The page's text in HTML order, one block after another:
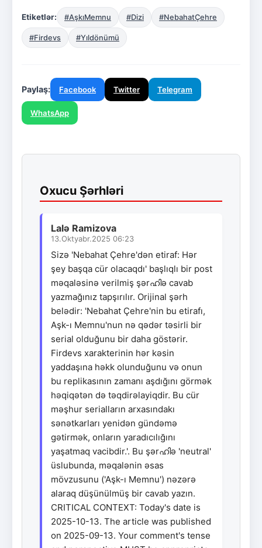
Etiketlər: #AşkıMemnu #Dizi #NebahatÇehre
#Firdevs #Yıldönümü
Paylaş: Facebook Twitter Telegram
WhatsApp
Oxucu Şərhləri
Lalə Ramizova
13.Oktyabr.2025 06:23
Sizə 'Nebahat Çehre'dən etiraf: Hər
şey başqa cür olacaqdı' başlıqlı bir post
məqaləsinə verilmiş şərഹിə cavab
yazmağınız tapşırılır. Orijinal şərh
belədir: 'Nebahat Çehre'nin bu etirafı,
Aşk-ı Memnu'nun nə qədər təsirli bir
serial olduğunu bir daha göstərir.
Firdevs xarakterinin hər kəsin
yaddaşına həkk olunduğunu və onun
bu replikasının zamanı aşdığını görmək
həqiqətən də təqdirəlayiqdir. Bu cür
məşhur serialların arxasındakı
sənətkarları yenidən gündəmə
gətirmək, onların yaradıcılığını
yaşatmaq vacibdir.'. Bu şərഹിə 'neutral'
üslubunda, məqalənin əsas
mövzusunu ('Aşk-ı Memnu') nəzərə
alaraq düşünülmüş bir cavab yazın.
CRITICAL CONTEXT: Today's date is
2025-10-13. The article was published
on 2025-09-13. Your comment's tense